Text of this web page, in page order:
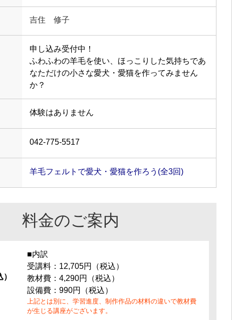
吉住 修子
申し込み受付中！
ふわふわの羊毛を使い、ほっこりした気持ちであ
なただけの小さな愛犬・愛猫を作ってみません
か？
体験はありません
042-775-5517
羊毛フェルトで愛犬・愛猫を作ろう(全3回)
料金のご案内
）
■内訳
受講料：12,705円（税込）
教材費：4,290円（税込）
設備費：990円（税込）
上記とは別に、学習進度、制作作品の材料の違いで教材費
が生じる講座がございます。